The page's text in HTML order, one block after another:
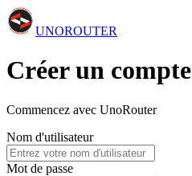
UNOROUTER
Créer un compte
Commencez avec UnoRouter
Nom d'utilisateur
Mot de passe